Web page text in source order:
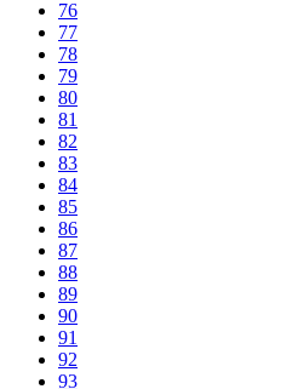
76
77
78
79
80
81
82
83
84
85
86
87
88
89
90
91
92
93